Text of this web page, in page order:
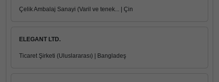
Çelik Ambalaj Sanayi (Varil ve tenek... | Çin
ELEGANT LTD.
Ticaret Şirketi (Uluslararası) | Bangladeş